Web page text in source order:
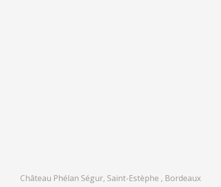
Château Phélan Ségur, Saint-Estèphe , Bordeaux